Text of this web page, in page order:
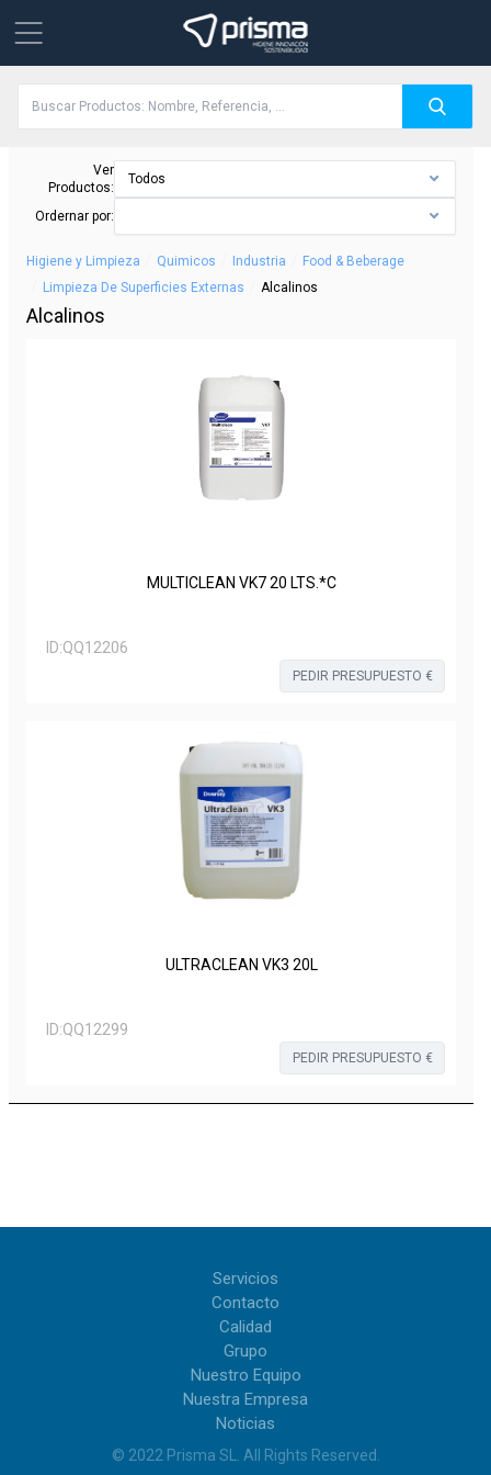
Ver
Productos:
Todos
Ordernar por:
Higiene y Limpieza Quimicos Industria Food & Beberage
Limpieza De Superficies Externas Alcalinos
Alcalinos
MULTICLEAN VK7 20 LTS.*C
ID:QQ12206
PEDIR PRESUPUESTO €
ULTRACLEAN VK3 20L
ID:QQ12299
PEDIR PRESUPUESTO €
Servicios
Contacto
Calidad
Grupo
Nuestro Equipo
Nuestra Empresa
Noticias
© 2022 Prisma SL All Rights Reserved